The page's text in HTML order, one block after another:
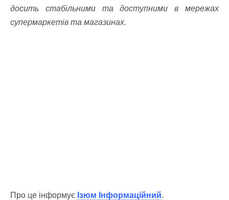
досить стабільними та доступними в мережах
супермаркетів та магазинах.
Про це інформує Ізюм Інформаційний.